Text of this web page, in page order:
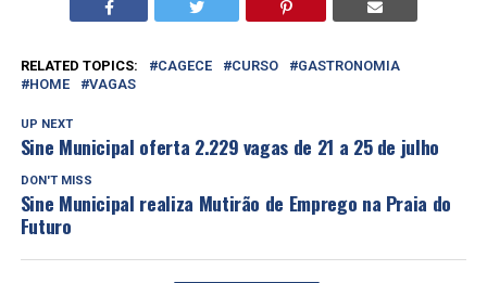
RELATED TOPICS: CAGECE CURSO
GASTRONOMIA
HOME
VAGAS
UP NEXT
Sine Municipal oferta 2.229 vagas de 21 a 25 de julho
DON'T MISS
Sine Municipal realiza Mutirão de Emprego na Praia do
Futuro